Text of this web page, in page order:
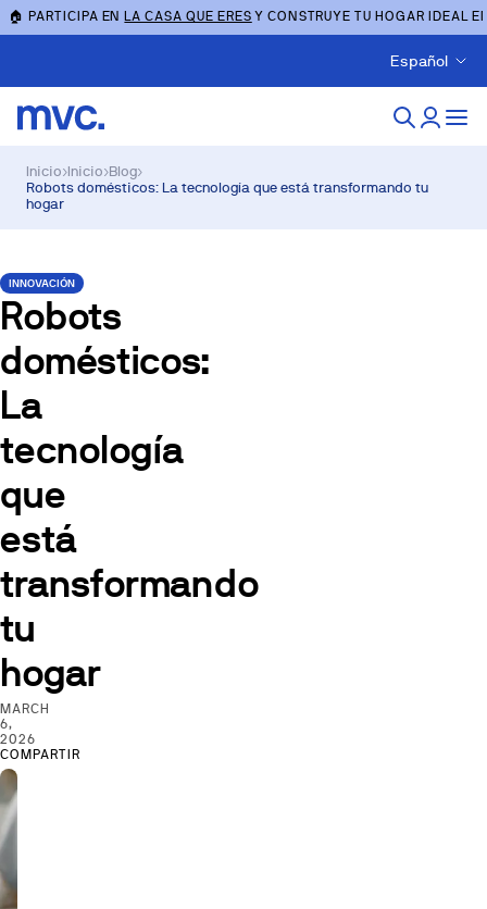
🏠 PARTICIPA ENLA CASA QUE ERES Y CONSTRUYE TU HOGAR IDEAL
Español
Inicio›Inicio›Blog›
Robots domésticos: La tecnología que está transformando tu
hogar
INNOVACIÓN
Robots
domésticos:
La
tecnología
que
está
transformando
tu
hogar
MARCH
6,
2026
COMPARTIR